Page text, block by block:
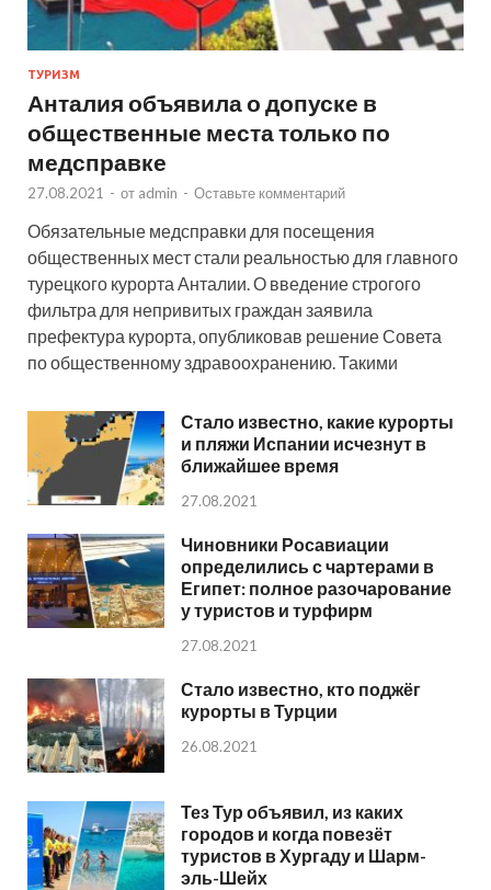
ТУРИЗМ
Анталия объявила о допуске в
общественные места только по
медсправке
27.08.2021 - от admin - Оставьте комментарий
Обязательные медсправки для посещения
общественных мест стали реальностью для главного
турецкого курорта Анталии. О введение строгого
фильтра для непривитых граждан заявила
префектура курорта, опубликовав решение Совета
по общественному здравоохранению. Такими
Стало известно, какие курорты
и пляжи Испании исчезнут в
ближайшее время
27.08.2021
Чиновники Росавиации
определились с чартерами в
Египет: полное разочарование
у туристов и турфирм
27.08.2021
Стало известно, кто поджёг
курорты в Турции
26.08.2021
Тез Тур объявил, из каких
городов и когда повезёт
туристов в Хургаду и Шарм-
эль-Шейх